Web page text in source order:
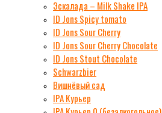
Эскалада – Milk Shake IPA
ID Jons Spicy tomato
ID Jons Sour Cherry
ID Jons Sour Cherry Chocolate
ID Jons Stout Chocolate
Schwarzbier
Вишнёвый сад
IPA Курьер